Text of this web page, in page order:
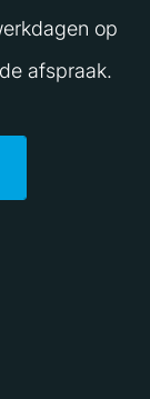
op
afspraak.